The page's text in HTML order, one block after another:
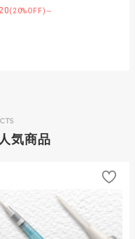
(20%OFF)～
気商品